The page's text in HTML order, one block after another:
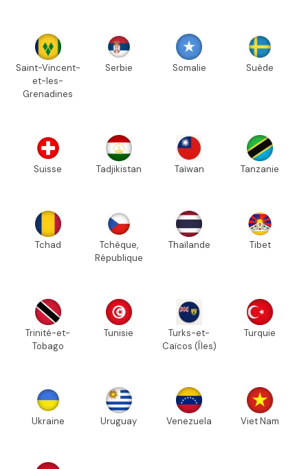
Saint-Vincent-
et-les-
Grenadines
Serbie Somalie Suède
Suisse Tadjikistan Taïwan Tanzanie
Tchad
Tchèque,
République
Thaïlande Tibet
Trinité-et-
Tobago
Tunisie
Turks-et-
Caïcos (Îles)
Turquie
Ukraine Uruguay Venezuela Viet Nam